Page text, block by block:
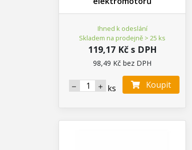
Ihned k odeslání
Skladem na prodejně > 25 ks
119,17 Kč s DPH
98,49 Kč bez DPH
ks Koupit